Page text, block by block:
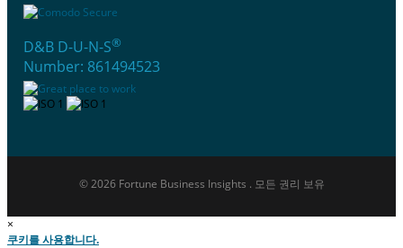
D&B D-U-N-S®
Number: 861494523
© 2026 Fortune Business Insights . 모든 권리 보유
×
쿠키를 사용합니다.